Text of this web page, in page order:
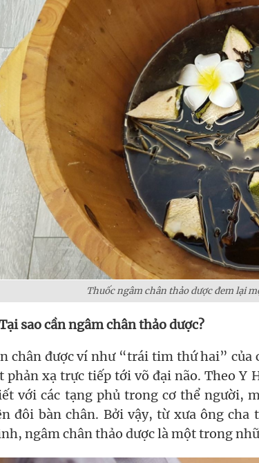
Thuốc ngâm chân thảo dược đem lại
sao cần ngâm chân thảo dược?
chân được ví như “trái tim thứ hai”
phản xạ trực tiếp tới võ đại não. Theo Y
với các tạng phủ trong cơ thể người,
đôi bàn chân. Bởi vậy, từ xưa ông cha
ngâm chân thảo dược là một trong